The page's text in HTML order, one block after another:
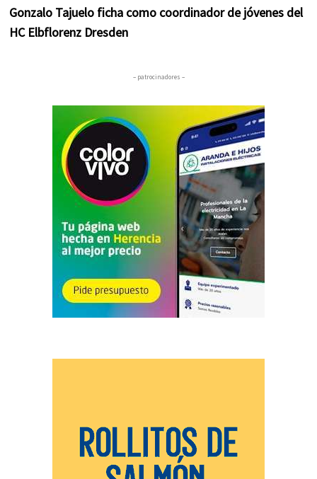
Gonzalo Tajuelo ficha como coordinador de jóvenes del
HC Elbflorenz Dresden
– patrocinadores –